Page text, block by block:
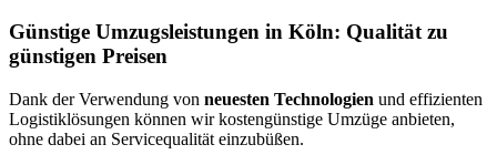
Günstige Umzugsleistungen in Köln: Qualität zu
günstigen Preisen
Dank der Verwendung von neuesten Technologien und effizienten
Logistiklösungen können wir kostengünstige Umzüge anbieten,
ohne dabei an Servicequalität einzubüßen.